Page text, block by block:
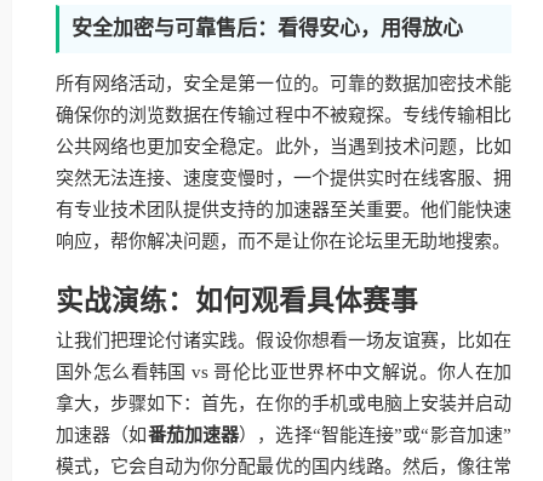
安全加密与可靠售后：看得安心，用得放心
所有网络活动，安全是第一位的。可靠的数据加密技术能
确保你的浏览数据在传输过程中不被窥探。专线传输相比
公共网络也更加安全稳定。此外，当遇到技术问题，比如
突然无法连接、速度变慢时，一个提供实时在线客服、拥
有专业技术团队提供支持的加速器至关重要。他们能快速
响应，帮你解决问题，而不是让你在论坛里无助地搜索。
实战演练：如何观看具体赛事
让我们把理论付诸实践。假设你想看一场友谊赛，比如在
国外怎么看韩国 vs 哥伦比亚世界杯中文解说。你人在加
拿大，步骤如下：首先，在你的手机或电脑上安装并启动
加速器（如番茄加速器），选择“智能连接”或“影音加速”
模式，它会自动为你分配最优的国内线路。然后，像往常